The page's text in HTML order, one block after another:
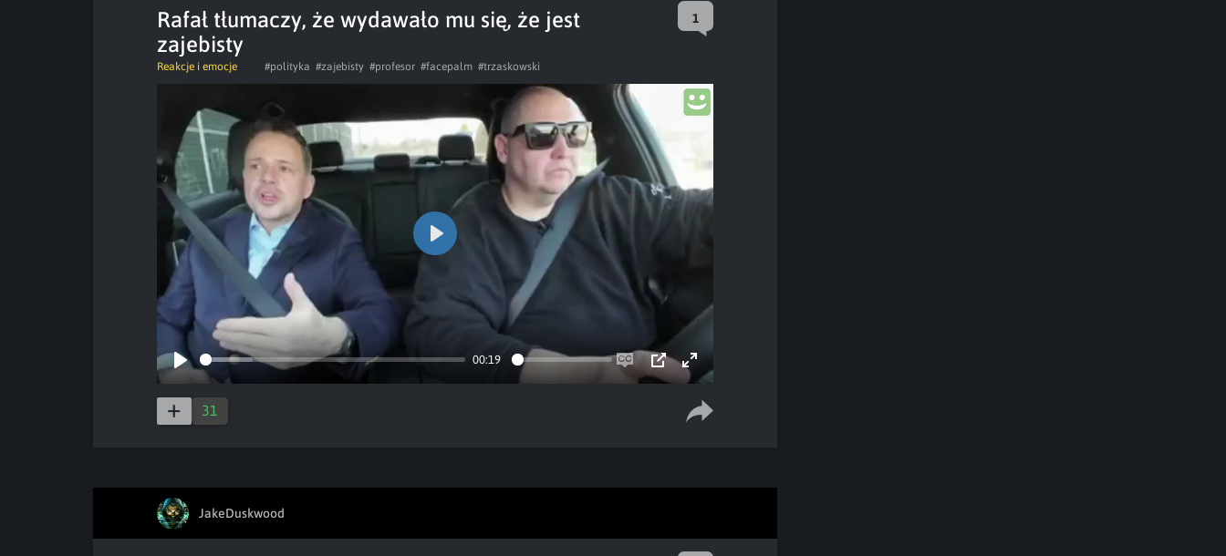
Rafał tłumaczy, że wydawało mu się, że jest
zajebisty
1
Reakcje i emocje #polityka #zajebisty #profesor #facepalm #trzaskowski
Play
00:19
EnablePIP
Enter
fullscreen
Play
31
JakeDuskwood